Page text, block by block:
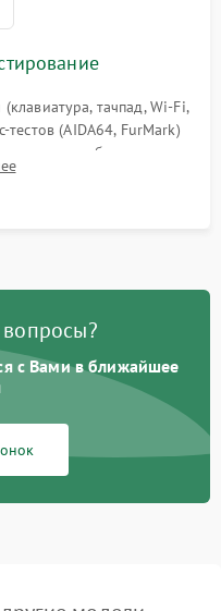
тачпад, Wi-Fi,
тестов (AIDA64, FurMark)
и стабильности
нагрузкой.
вопросы?
с Вами в ближайшее